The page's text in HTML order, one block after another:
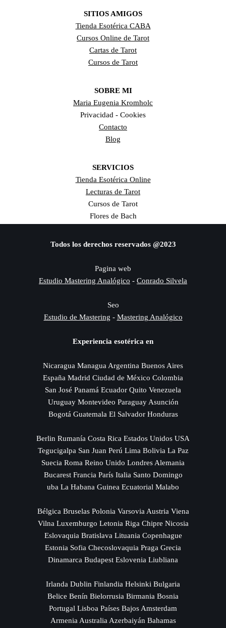
SITIOS AMIGOS
Tienda Esotérica CABA
Cursos Online de Tarot
Cartas de Tarot
Cursos de Tarot
SOBRE MI
Maria Eugenia Kromholc
Privacidad - Cookies
Contacto
Blog
SERVICIOS
Tienda Esotérica Online
Lecturas de Tarot
Cursos de Tarot
Flores de Bach
Todos los derechos reservados @2023
Pagina web
Estudio Mastering Analógico - Conrado Silvela
Seo
Estudio de Mastering - Mastering Analógico
Experiencia esotérica en
Nicaragua Managua Argentina Buenos Aires
España Madrid Ciudad de México Colombia
San José Panamá Ecuador Quito Venezuela
Uruguay Montevideo Paraguay Asunción
Bogotá Guatemala El Salvador Honduras
Berlin Rumanía Costa Rica Estados Unidos USA
Tegucigalpa San Juan Perú Lima Bolivia La Paz
Suecia Roma Reino Unido Londres Alemania
Bucarest Francia París Italia Santo Domingo
uba La Habana Guinea Ecuatorial Malabo
Bélgica Bruselas Polonia Varsovia Austria Viena
Vilna Luxemburgo Letonia Riga Chipre Nicosia
Eslovaquia Bratislava Lituania Copenhague
Estonia Sofia Checoslovaquia Praga Grecia
Dinamarca Budapest Eslovenia Liubliana
Irlanda Dublin Finlandia Helsinki Bulgaria
Belice Benín Bielorrusia Birmania Bosnia
Portugal Lisboa Países Bajos Amsterdam
Armenia Australia Azerbaiyán Bahamas